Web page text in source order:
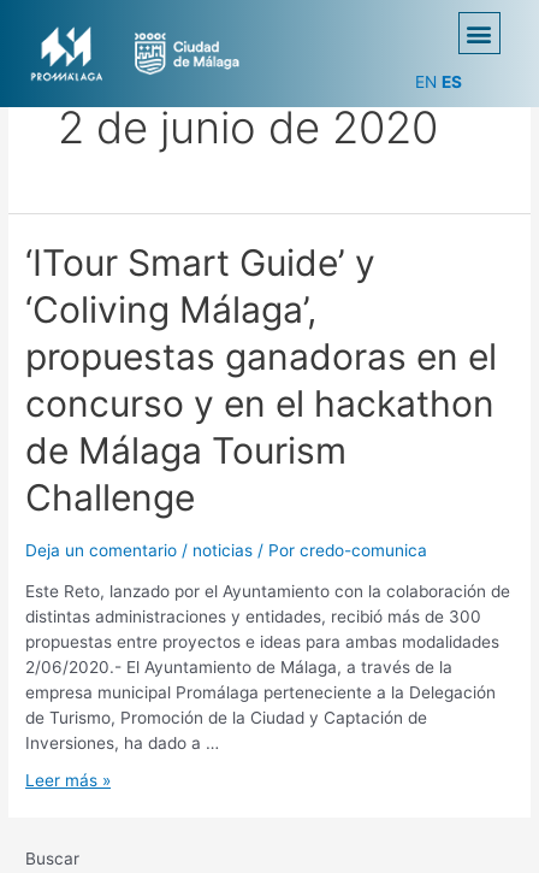
EN ES
2 de junio de 2020
‘ITour Smart Guide’ y
‘Coliving Málaga’,
propuestas ganadoras en el
concurso y en el hackathon
de Málaga Tourism
Challenge
Deja un comentario / noticias / Porcredo-comunica
Este Reto, lanzado por el Ayuntamiento con la colaboración de
distintas administraciones y entidades, recibió más de 300
propuestas entre proyectos e ideas para ambas modalidades
2/06/2020.- El Ayuntamiento de Málaga, a través de la
empresa municipal Promálaga perteneciente a la Delegación
de Turismo, Promoción de la Ciudad y Captación de
Inversiones, ha dado a …
Leer más »
Buscar